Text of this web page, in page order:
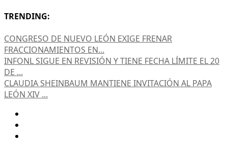
TRENDING:
CONGRESO DE NUEVO LEÓN EXIGE FRENAR
FRACCIONAMIENTOS EN...
INFONL SIGUE EN REVISIÓN Y TIENE FECHA LÍMITE EL 20
DE ...
CLAUDIA SHEINBAUM MANTIENE INVITACIÓN AL PAPA
LEÓN XIV ...